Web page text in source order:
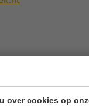
over cookies op